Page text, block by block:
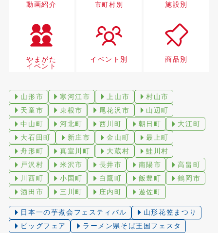
動画紹介 市町村別 施設別
やまがた
イベント
イベント別 商品別
山形市 寒河江市 上山市
村山市
天童市
東根市 尾花沢市
山辺町
中山町
河北町 西川町 朝日町
大江町
大石田町
新庄市 金山町
最上町
舟形町
真室川町 大蔵村
鮭川村
戸沢村
米沢市 長井市 南陽市
高畠町
川西町
小国町 白鷹町 飯豊町
鶴岡市
酒田市
三川町 庄内町 遊佐町
日本一の芋煮会フェスティバル
山形花笠まつり
ビッグフェア
ラーメン県そば王国フェスタ